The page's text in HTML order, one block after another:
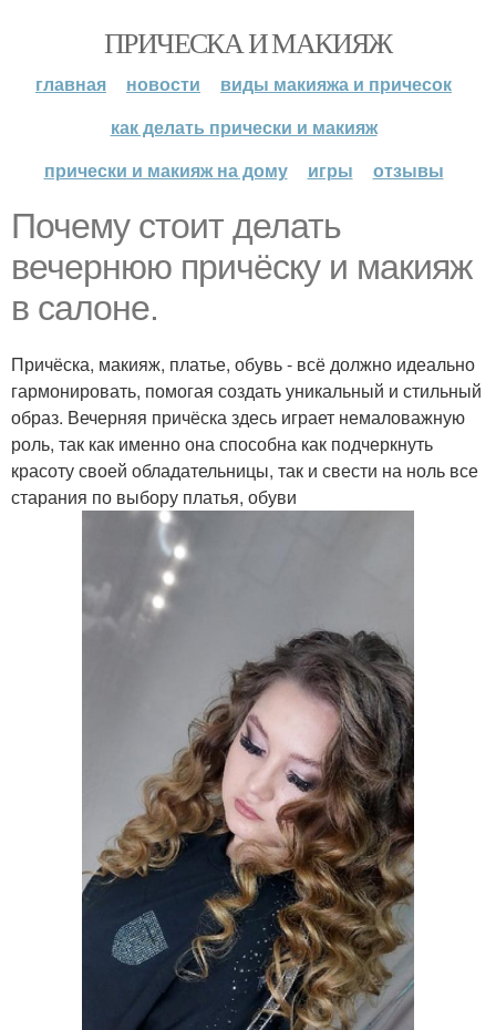
ПРИЧЕСКА И МАКИЯЖ
главная новости
виды макияжа и причесок
как делать прически и макияж
прически и макияж на дому
игры отзывы
Почему стоит делать
вечернюю причёску и макияж
в салоне.
Причёска, макияж, платье, обувь - всё должно идеально
гармонировать, помогая создать уникальный и стильный
образ. Вечерняя причёска здесь играет немаловажную
роль, так как именно она способна как подчеркнуть
красоту своей обладательницы, так и свести на ноль все
старания по выбору платья, обуви